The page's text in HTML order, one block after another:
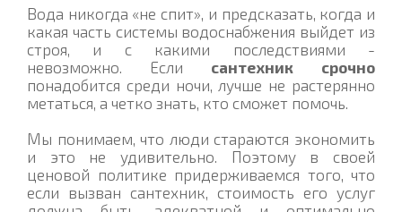
Вода никогда «не спит», и предсказать, когда и
какая часть системы водоснабжения выйдет из
строя, и с какими последствиями -
невозможно. Если сантехник срочно
понадобится среди ночи, лучше не растерянно
метаться, а четко знать, кто сможет помочь.
Мы понимаем, что люди стараются экономить
и это не удивительно. Поэтому в своей
ценовой политике придерживаемся того, что
если вызван сантехник, стоимость его услуг